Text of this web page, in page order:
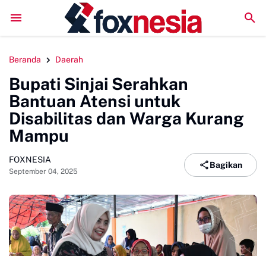
Perkuat Kolaborasi Pengembangan Pariwisata
Beranda Daerah
Bupati Sinjai Serahkan
Bantuan Atensi untuk
Disabilitas dan Warga Kurang
Mampu
FOXNESIA
September 04, 2025
Bagikan